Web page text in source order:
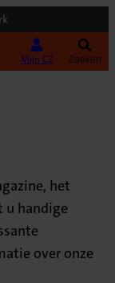
Mijn CZ Zoeken
het
u handige
over onze